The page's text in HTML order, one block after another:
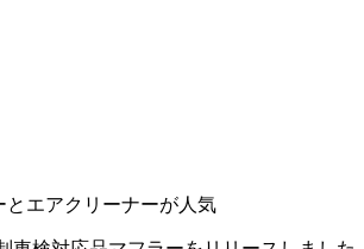
エアクリーナーが人気